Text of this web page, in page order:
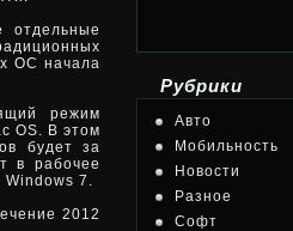
отдельные
ОС начала
режим
OS. В этом
будет за
в рабочее
Windows 7.
2012
Рубрики
Авто
Мобильность
Новости
Разное
Софт